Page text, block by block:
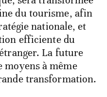
du tourisme, afin
nationale, et
efficiente du
La future
moyens à même
transformation.